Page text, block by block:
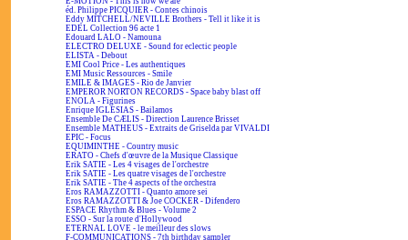
éd. Philippe PICQUIER - Contes chinois
Eddy MITCHELL/NEVILLE Brothers - Tell it like it is
EDEL Collection 96 acte 1
Edouard LALO - Namouna
ELECTRO DELUXE - Sound for eclectic people
ELISTA - Debout
EMI Cool Price - Les authentiques
EMI Music Ressources - Smile
EMILE & IMAGES - Rio de Janvier
EMPEROR NORTON RECORDS - Space baby blast off
ENOLA - Figurines
Enrique IGLESIAS - Bailamos
Ensemble De CÆLIS - Direction Laurence Brisset
Ensemble MATHEUS - Extraits de Griselda par VIVALDI
EPIC - Focus
EQUIMINTHE - Country music
ERATO - Chefs d'œuvre de la Musique Classique
Erik SATIE - Les 4 visages de l'orchestre
Erik SATIE - Les quatre visages de l'orchestre
Erik SATIE - The 4 aspects of the orchestra
Eros RAMAZZOTTI - Quanto amore sei
Eros RAMAZZOTTI & Joe COCKER - Difendero
ESPACE Rhythm & Blues - Volume 2
ESSO - Sur la route d'Hollywood
ETERNAL LOVE - le meilleur des slows
F-COMMUNICATIONS - 7th birthday sampler